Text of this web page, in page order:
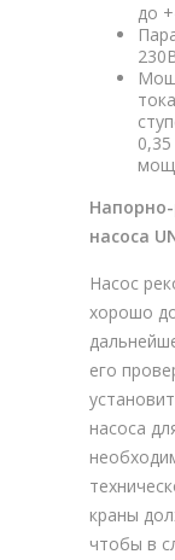
до
насоса
Насос
хорошо
его
насоса
краны
чтобы в